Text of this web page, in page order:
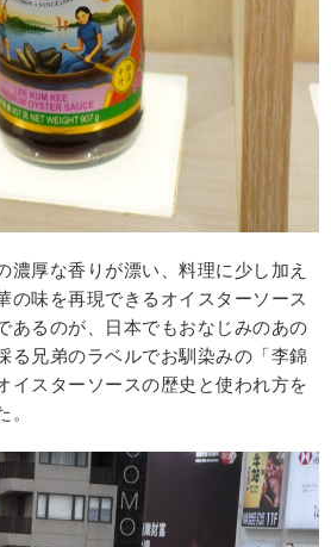
濃厚な香りが漂い、料理に少し加え
の味を再現できるオイスターソース
るのが、日本でもおなじみのあの
る兄弟のラベルでお馴染みの「李錦
イスターソースの歴史と使われ方を